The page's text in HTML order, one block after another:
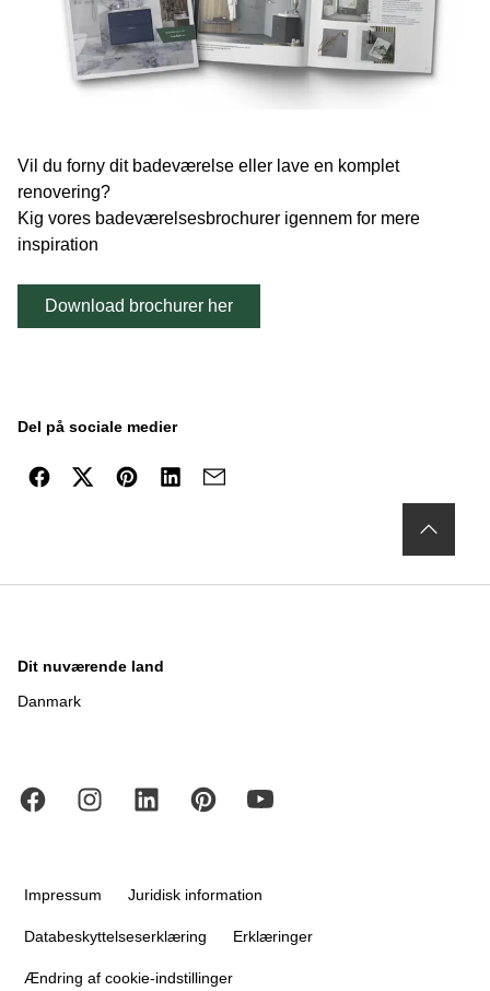
Vil du forny dit badeværelse eller lave en komplet
renovering?
Kig vores badeværelsesbrochurer igennem for mere
inspiration
Download brochurer her
Del på sociale medier
Dit nuværende land
Danmark
Impressum Juridisk information
Databeskyttelseserklæring Erklæringer
Ændring af cookie-indstillinger